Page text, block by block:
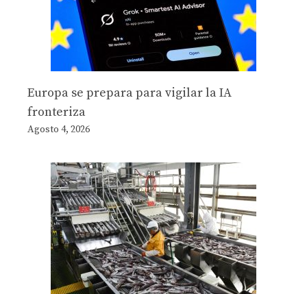
Europa se prepara para vigilar la IA
fronteriza
Agosto 4, 2026